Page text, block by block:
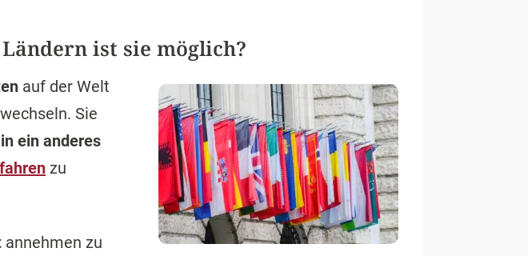
ist sie möglich?
auf der Welt
Sie
in ein anderes
zu
annehmen zu